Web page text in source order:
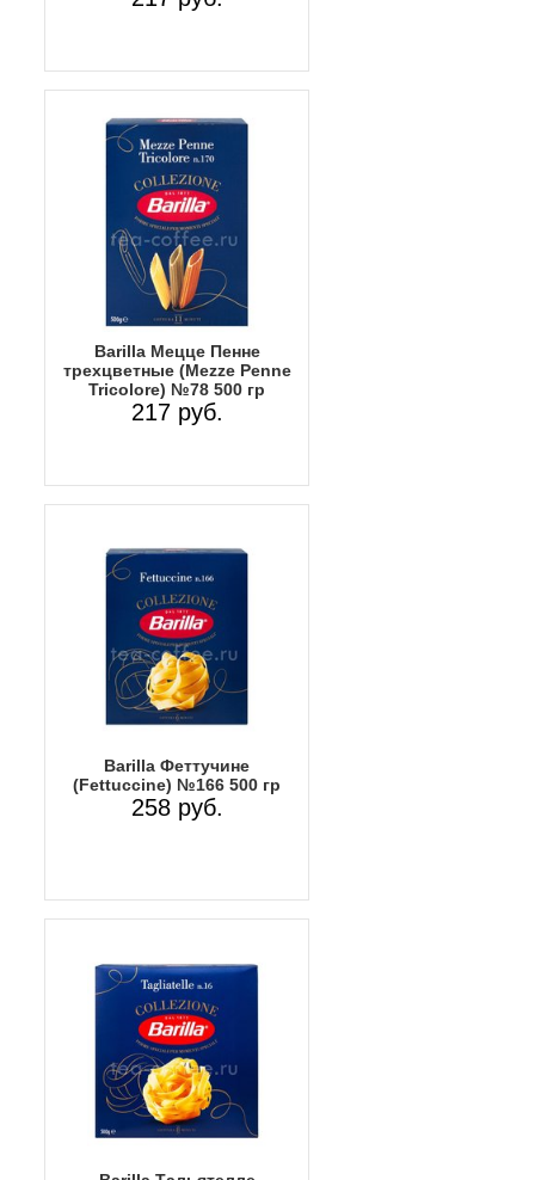
Barilla Мецце Пенне
трехцветные (Mezze Penne
Tricolore) №78 500 гр
217 руб.
Barilla Феттучине
(Fettuccine) №166 500 гр
258 руб.